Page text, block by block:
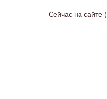
Сейчас на сайте (